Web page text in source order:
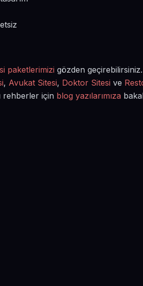
paketlerimizi gözden
, Avukat Sitesi, Doktor Sitesi ve
rehberler için blog yazılarımıza